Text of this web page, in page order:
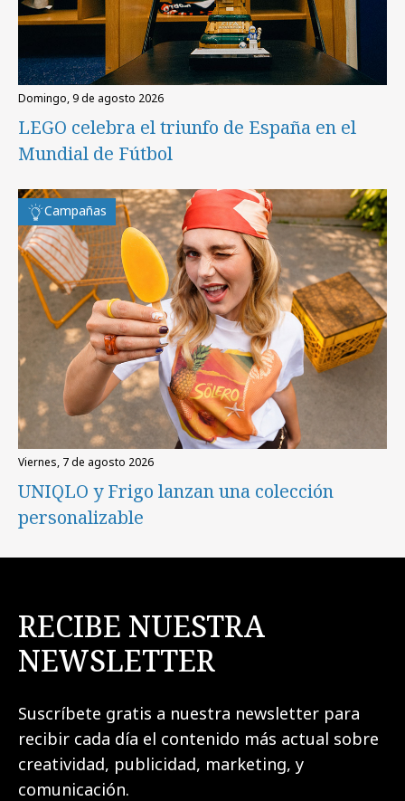
domingo, 9 de agosto 2026
LEGO celebra el triunfo de España en el
Mundial de Fútbol
Campañas
viernes, 7 de agosto 2026
UNIQLO y Frigo lanzan una colección
personalizable
RECIBE NUESTRA
NEWSLETTER
Suscríbete gratis a nuestra newsletter para
recibir cada día el contenido más actual sobre
creatividad, publicidad, marketing, y
comunicación.